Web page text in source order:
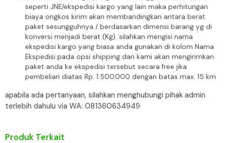
seperti JNE/ekspedisi kargo yang lain maka perhitungan
biaya ongkos kirim akan membandingkan antara berat
paket sesungguhnya / berdasarkan dimensi barang yg di
konversi menjadi berat (Kg). silahkan mengisi nama
ekspedisi kargo yang biasa anda gunakan di kolom Nama
Ekspedisi pada opsi shipping dan kami akan mengirimkan
paket anda ke ekspedisi tersebut secara free jika
pembelian diatas Rp. 1.500.000 dengan batas max. 15 km
apabila ada pertanyaan, silahkan menghubungi pihak admin
terlebih dahulu via WA: 081360634949
Produk Terkait